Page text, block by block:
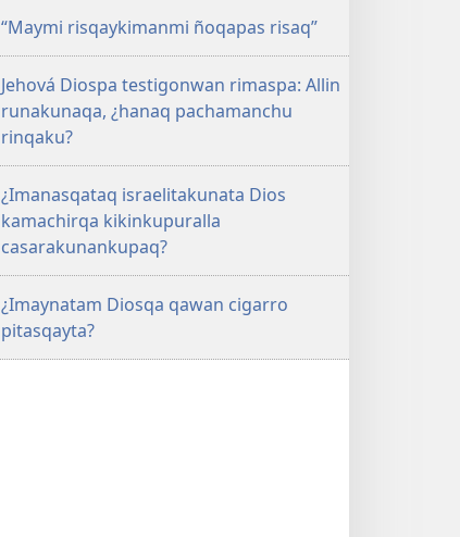
“Maymi risqaykimanmi ñoqapas risaq”
Jehová Diospa testigonwan rimaspa: Allin
runakunaqa, ¿hanaq pachamanchu
rinqaku?
¿Imanasqataq israelitakunata Dios
kamachirqa kikinkupuralla
casarakunankupaq?
¿Imaynatam Diosqa qawan cigarro
pitasqayta?